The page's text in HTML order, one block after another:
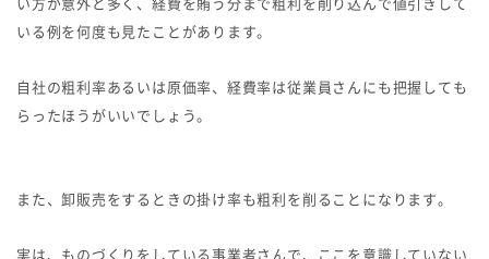
いる例を何度も見たことがあります。
自社の粗利率あるいは原価率、経費率は従業員さんにも把握しても
らったほうがいいでしょう。
また、卸販売をするときの掛け率も粗利を削ることになります。
実は、ものづくりをしている事業者さんで、ここを意識していない